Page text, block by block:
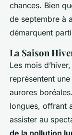
chances. Bien
de septembre à
démarquent
La Saison
Les mois
représentent
aurores
longues, offrant
assister au